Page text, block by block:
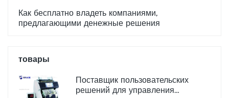
Как бесплатно владеть компаниями,
предлагающими денежные решения
товары
Поставщик пользовательских
решений для управления